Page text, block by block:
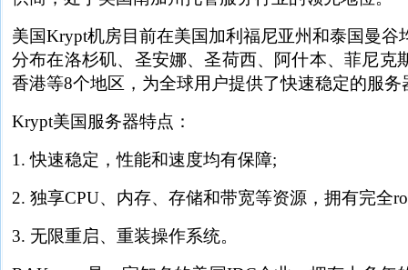
美国Krypt机房目前在美国加利福尼亚州和泰国曼谷
分布在洛杉矶、圣安娜、圣荷西、阿什本、菲尼克
香港等8个地区，为全球用户提供了快速稳定的服
Krypt美国服务器特点：
1. 快速稳定，性能和速度均有保障;
2. 独享CPU、内存、存储和带宽等资源，拥有完全
3. 无限重启、重装操作系统。